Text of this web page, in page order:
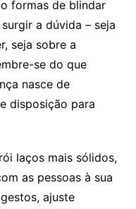
formas de blindar
a dúvida – seja
seja sobre a
se do que
nasce de
disposição para
laços mais sólidos,
as pessoas à sua
ajuste